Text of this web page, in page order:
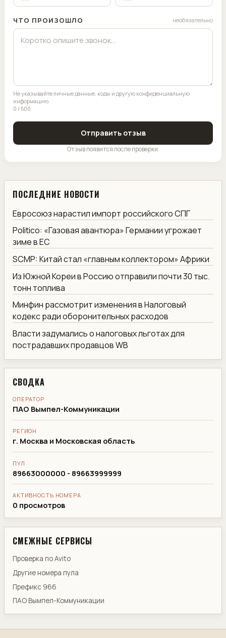
ЧТО ПРОИЗОШЛО необязательно
Не указывайте личные данные, коды и другую конфиденциальную
информацию.
0 / 500
Отправить отзыв
Отзыв появится после проверки.
ПОСЛЕДНИЕ НОВОСТИ
Евросоюз нарастил импорт российского СПГ
Politico: «Газовая авантюра» Германии угрожает
зиме в ЕС
SCMP: Китай стал «главным коллектором» Африки
Из Южной Кореи в Россию отправили почти 30 тыс.
тонн топлива
Минфин рассмотрит изменения в Налоговый
кодекс ради оборонительных расходов
Власти задумались о налоговых льготах для
пострадавших продавцов WB
СВОДКА
ОПЕРАТОР
ПАО Вымпел-Коммуникации
РЕГИОН
г. Москва и Московская область
ПУЛ
89663000000 - 89663999999
АКТИВНОСТЬ НОМЕРА
0 просмотров
СМЕЖНЫЕ СЕРВИСЫ
Проверка по Avito
Другие номера пула
Префикс 966
ПАО Вымпел-Коммуникации